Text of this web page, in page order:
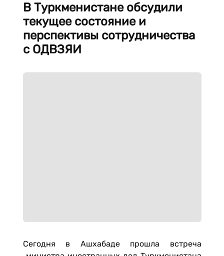
В Туркменистане обсудили
текущее состояние и
перспективы сотрудничества
с ОДВЗЯИ
Сегодня в Ашхабаде прошла встреча